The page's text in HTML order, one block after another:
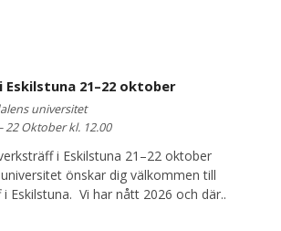
21–22 oktober
universitet
22 Oktober kl. 12.00
i Eskilstuna 21–22 oktober
önskar dig välkommen till
Eskilstuna. Vi har nått 2026 och där..